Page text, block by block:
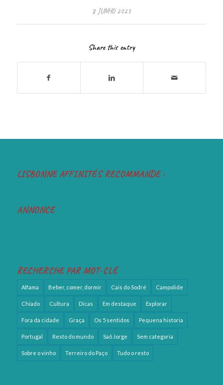
8 JUNHO 2023
Share this entry
LISBONNE AFFINITÉS RECOMMANDE :
ANNONCE
RECHERCHE PAR MOT-CLÉ
Alfama Beber, comer, dormir Cais do Sodré Campolide
Chiado Cultura Dicas Em destaque Explorar
Fora da cidade Graça Os 5 sentidos Pequena historia
Portugal Resto do mundo Saõ Jorge Sem categoria
Sobre o vinho Terreiro do Paço Tudo o resto